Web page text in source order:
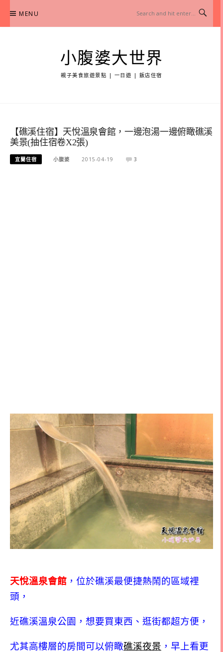
content
MENU
小腹婆大世界
親子美食旅遊景點 | 一日遊 | 飯店住宿
【礁溪住宿】天悅溫泉會館，一邊泡湯一邊俯瞰礁溪
美景(抽住宿卷X2張)
宜蘭住宿 小腹婆 2015-04-19 3
天悅溫泉會館 ，位於礁溪最便捷熱鬧的區域裡
頭，
近礁溪溫泉公園，想要買東西、逛街都超方便，
尤其高樓層的房間可以俯瞰礁溪夜景 ，早上看更